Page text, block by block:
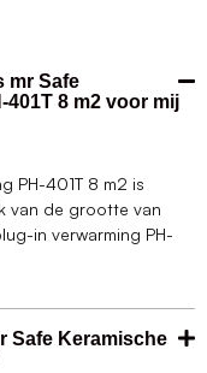
mr Safe
8 m2 voor mij
PH-401T 8 m2 is
van de grootte van
in verwarming PH-
Safe Keramische